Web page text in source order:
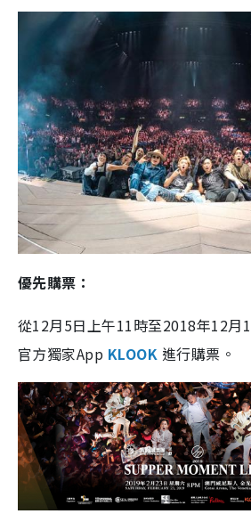
優先購票：
從12月5日上午11時至2018年12月
官方獨家App KLOOK 進行購票。